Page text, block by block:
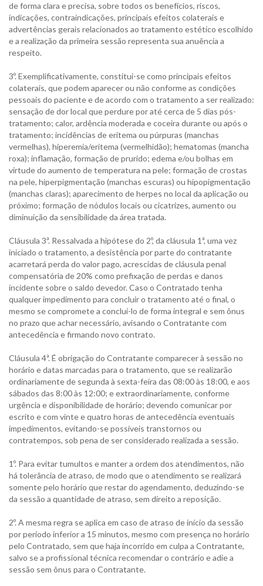
de forma clara e precisa, sobre todos os benefícios, riscos,
indicações, contraindicações, principais efeitos colaterais e
advertências gerais relacionados ao tratamento estético escolhido
e a realização da primeira sessão representa sua anuência a
respeito.
3º. Exemplificativamente, constitui-se como principais efeitos
colaterais, que podem aparecer ou não conforme as condições
pessoais do paciente e de acordo com o tratamento a ser realizado:
sensação de dor local que perdure por até cerca de 5 dias pós-
tratamento; calor, ardência moderada e coceira durante ou após o
tratamento; incidências de eritema ou púrpuras (manchas
vermelhas), hiperemia/eritema (vermelhidão); hematomas (mancha
roxa); inflamação, formação de prurido; edema e/ou bolhas em
virtude do aumento de temperatura na pele; formação de crostas
na pele, hiperpigmentação (manchas escuras) ou hipopigmentação
(manchas claras); aparecimento de herpes no local da aplicação ou
próximo; formação de nódulos locais ou cicatrizes, aumento ou
diminuição da sensibilidade da área tratada.
Cláusula 3ª. Ressalvada a hipótese do 2º, da cláusula 1ª, uma vez
iniciado o tratamento, a desistência por parte do contratante
acarretará perda do valor pago, acrescidas de cláusula penal
compensatória de 20% como prefixação de perdas e danos
incidente sobre o saldo devedor. Caso o Contratado tenha
qualquer impedimento para concluir o tratamento até o final, o
mesmo se compromete a conclui-lo de forma integral e sem ônus
no prazo que achar necessário, avisando o Contratante com
antecedência e firmando novo contrato.
Cláusula 4ª. É obrigação do Contratante comparecer à sessão no
horário e datas marcadas para o tratamento, que se realizarão
ordinariamente de segunda à sexta-feira das 08:00 às 18:00, e aos
sábados das 8:00 às 12:00; e extraordinariamente, conforme
urgência e disponibilidade de horário; devendo comunicar por
escrito e com vinte e quatro horas de antecedência eventuais
impedimentos, evitando-se possíveis transtornos ou
contratempos, sob pena de ser considerado realizada a sessão.
1º. Para evitar tumultos e manter a ordem dos atendimentos, não
há tolerância de atraso, de modo que o atendimento se realizará
somente pelo horário que restar do agendamento, deduzindo-se
da sessão a quantidade de atraso, sem direito a reposição.
2º. A mesma regra se aplica em caso de atraso de início da sessão
por período inferior a 15 minutos, mesmo com presença no horário
pelo Contratado, sem que haja incorrido em culpa a Contratante,
salvo se a profissional técnica recomendar o contrário e adie a
sessão sem ônus para o Contratante.